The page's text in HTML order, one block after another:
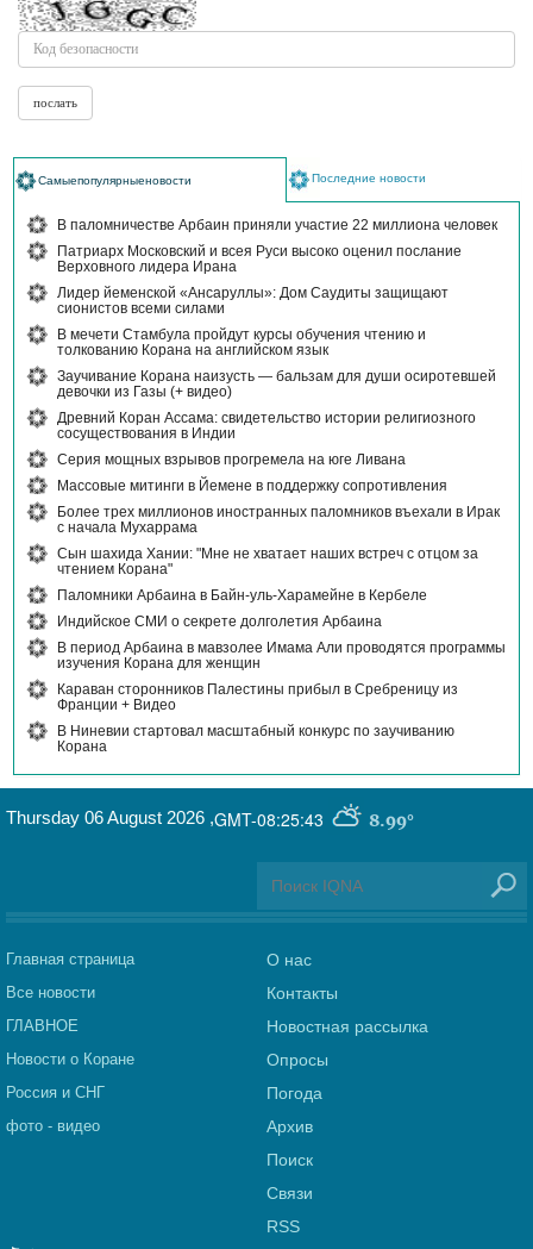
Самыепопулярныеновости Последние новости
В паломничестве Арбаин приняли участие 22 миллиона человек
Патриарх Московский и всея Руси высоко оценил послание
Верховного лидера Ирана
Лидер йеменской «Ансаруллы»: Дом Саудиты защищают
сионистов всеми силами
В мечети Стамбула пройдут курсы обучения чтению и
толкованию Корана на английском язык
Заучивание Корана наизусть — бальзам для души осиротевшей
девочки из Газы (+ видео)
Древний Коран Ассама: свидетельство истории религиозного
сосуществования в Индии
Серия мощных взрывов прогремела на юге Ливана
Массовые митинги в Йемене в поддержку сопротивления
Более трех миллионов иностранных паломников въехали в Ирак
с начала Мухаррама
Сын шахида Хании: "Мне не хватает наших встреч с отцом за
чтением Корана"
Паломники Арбаина в Байн-уль-Харамейне в Кербеле
Индийское СМИ о секрете долголетия Арбаина
В период Арбаина в мавзолее Имама Али проводятся программы
изучения Корана для женщин
Караван сторонников Палестины прибыл в Сребреницу из
Франции + Видео
В Ниневии стартовал масштабный конкурс по заучиванию
Корана
GMT-08:25:43 8.99°
Thursday 06 August 2026 ,
Главная страница
Все новости
ГЛАВНОЕ
Новости о Коране
Россия и СНГ
фото - видео
О нас
Контакты
Новостная рассылка
Опросы
Погода
Архив
Поиск
Связи
RSS